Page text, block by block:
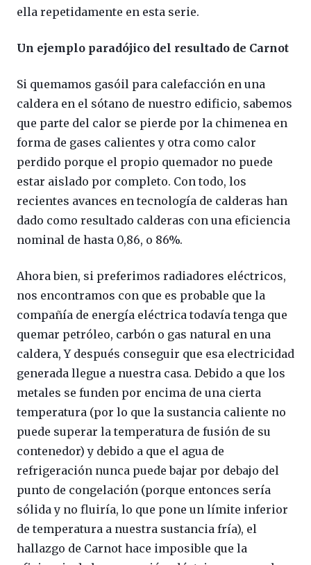
ella repetidamente en esta serie.
Un ejemplo paradójico del resultado de Carnot
Si quemamos gasóil para calefacción en una
caldera en el sótano de nuestro edificio, sabemos
que parte del calor se pierde por la chimenea en
forma de gases calientes y otra como calor
perdido porque el propio quemador no puede
estar aislado por completo. Con todo, los
recientes avances en tecnología de calderas han
dado como resultado calderas con una eficiencia
nominal de hasta 0,86, o 86%.
Ahora bien, si preferimos radiadores eléctricos,
nos encontramos con que es probable que la
compañía de energía eléctrica todavía tenga que
quemar petróleo, carbón o gas natural en una
caldera, Y después conseguir que esa electricidad
generada llegue a nuestra casa. Debido a que los
metales se funden por encima de una cierta
temperatura (por lo que la sustancia caliente no
puede superar la temperatura de fusión de su
contenedor) y debido a que el agua de
refrigeración nunca puede bajar por debajo del
punto de congelación (porque entonces sería
sólida y no fluiría, lo que pone un límite inferior
de temperatura a nuestra sustancia fría), el
hallazgo de Carnot hace imposible que la